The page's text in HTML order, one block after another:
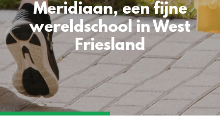
Meridiaan, een fijne
wereldschool in West
Friesland